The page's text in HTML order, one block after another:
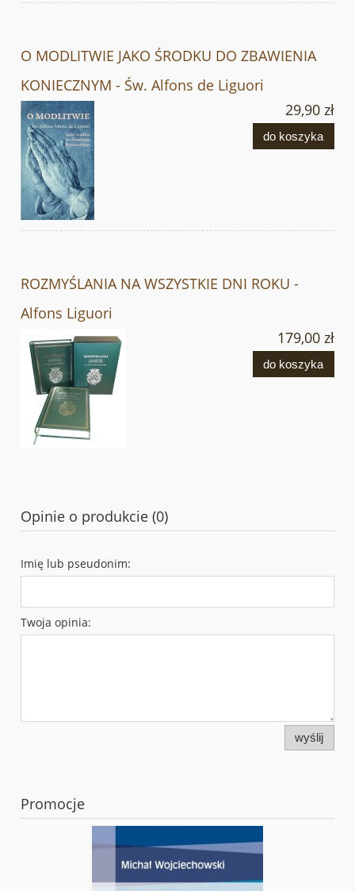
O MODLITWIE JAKO ŚRODKU DO ZBAWIENIA
KONIECZNYM - Św. Alfons de Liguori
29,90 zł
do koszyka
ROZMYŚLANIA NA WSZYSTKIE DNI ROKU -
Alfons Liguori
179,00 zł
do koszyka
Opinie o produkcie (0)
Imię lub pseudonim:
Twoja opinia:
wyślij
Promocje